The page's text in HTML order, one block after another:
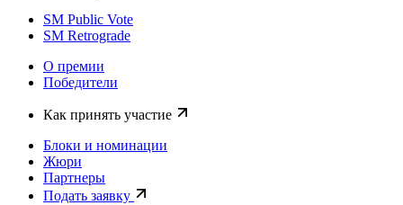
SM Public Vote
SM Retrograde
О премии
Победители
Как принять участие
Блоки и номинации
Жюри
Партнеры
Подать заявку